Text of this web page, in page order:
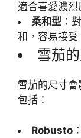
適合喜愛濃烈
柔和型 ：
和，容易接受
雪茄
雪茄的尺寸
包括：
Robusto